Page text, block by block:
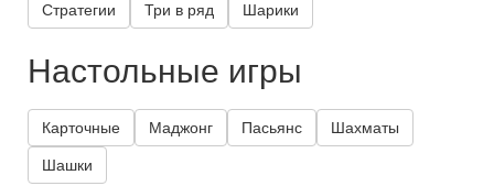
Стратегии Три в ряд Шарики
Настольные игры
Карточные Маджонг Пасьянс Шахматы
Шашки